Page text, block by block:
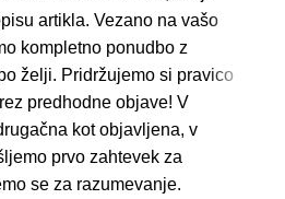
artikla. Vezano na vašo
kompletno ponudbo z
želji. Pridržujemo si pravico
predhodne objave! V
kot objavljena, v
prvo zahtevek za
se za razumevanje.